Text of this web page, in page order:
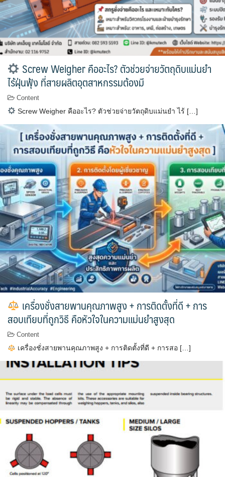
Screw Weigher คืออะไร? ตัวช่วยจ่ายวัตถุดิบแม่นยำ
ไร้ฝุ่นฟุ้ง ที่สายผลิตอุตสาหกรรมต้องมี
Content
Screw Weigher คืออะไร? ตัวช่วยจ่ายวัตถุดิบแม่นยำ ไร้ […]
เครื่องชั่งสายพานคุณภาพสูง + การติดตั้งที่ดี + การ
สอบเทียบที่ถูกวิธี คือหัวใจในความแม่นยำสูงสุด
Content
เครื่องชั่งสายพานคุณภาพสูง + การติดตั้งที่ดี + การสอ […]